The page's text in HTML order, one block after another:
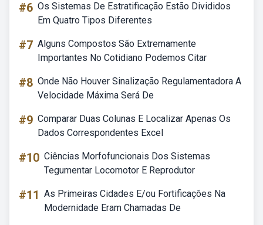
#6 Os Sistemas De Estratificação Estão Divididos
Em Quatro Tipos Diferentes
#7 Alguns Compostos São Extremamente
Importantes No Cotidiano Podemos Citar
#8 Onde Não Houver Sinalização Regulamentadora A
Velocidade Máxima Será De
#9 Comparar Duas Colunas E Localizar Apenas Os
Dados Correspondentes Excel
#10 Ciências Morfofuncionais Dos Sistemas
Tegumentar Locomotor E Reprodutor
#11 As Primeiras Cidades E/ou Fortificações Na
Modernidade Eram Chamadas De